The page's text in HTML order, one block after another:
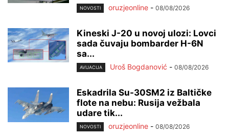
NOVOSTI oruzjeonline - 08/08/2026
Kineski J-20 u novoj ulozi: Lovci
sada čuvaju bombarder H-6N
sa...
AVIJACIJA Uroš Bogdanović - 08/08/2026
Eskadrila Su-30SM2 iz Baltičke
flote na nebu: Rusija vežbala
udare tik...
NOVOSTI oruzjeonline - 08/08/2026